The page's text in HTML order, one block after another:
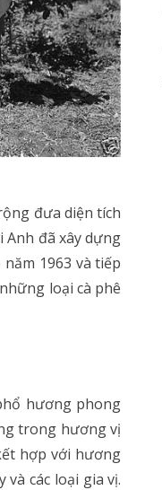
đưa diện tích
Anh đã xây dựng
1963 và tiếp
loại cà phê
hương phong
trong hương vị
hợp với hương
các loại gia vị.